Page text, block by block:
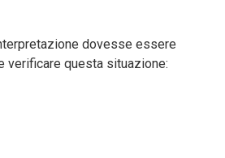
dovesse essere
verificare questa situazione: